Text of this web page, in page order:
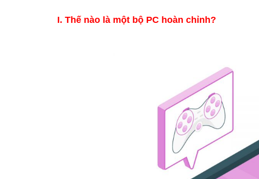
I. Thế nào là một bộ PC hoàn chỉnh?